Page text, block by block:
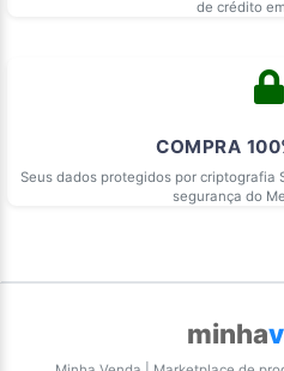
de crédito
COMPRA
Seus dados protegidos por criptografia
segurança do
minhav